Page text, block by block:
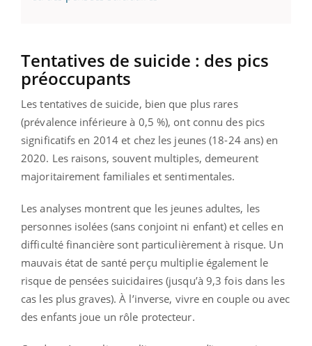
Tentatives de suicide : des pics
préoccupants
Les tentatives de suicide, bien que plus rares
(prévalence inférieure à 0,5 %), ont connu des pics
significatifs en 2014 et chez les jeunes (18-24 ans) en
2020. Les raisons, souvent multiples, demeurent
majoritairement familiales et sentimentales.
Les analyses montrent que les jeunes adultes, les
personnes isolées (sans conjoint ni enfant) et celles en
difficulté financière sont particulièrement à risque. Un
mauvais état de santé perçu multiplie également le
risque de pensées suicidaires (jusqu’à 9,3 fois dans les
cas les plus graves). À l’inverse, vivre en couple ou avec
des enfants joue un rôle protecteur.